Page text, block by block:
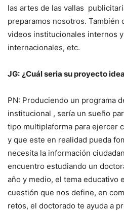
las artes de las vallas
preparamos nosotros. También
videos institucionales internos
internacionales, etc.
JG: ¿Cuál seria su proyecto
PN: Produciendo un programa
institucional , sería un sueño
tipo multiplaforma para ejercer
y que este en realidad pueda
necesita la información
encuentro estudiando un
año y medio, el tema educativo
cuestión que nos define, en
retos, el doctorado te ayuda a